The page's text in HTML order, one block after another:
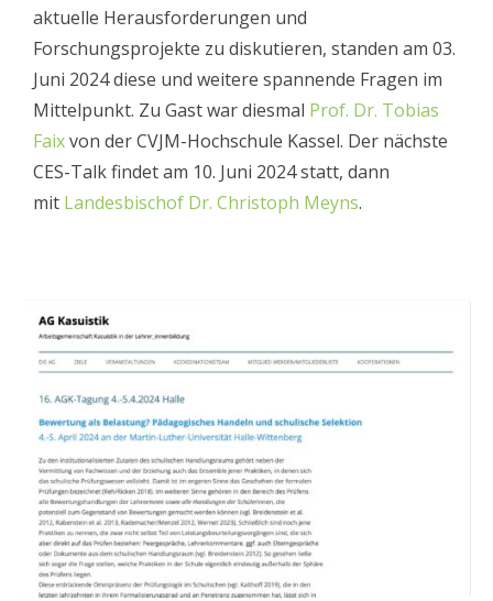
aktuelle Herausforderungen und
Forschungsprojekte zu diskutieren, standen am 03.
Juni 2024 diese und weitere spannende Fragen im
Mittelpunkt. Zu Gast war diesmal Prof. Dr. Tobias
Faixvon der CVJM-Hochschule Kassel. Der nächste
CES-Talk findet am 10. Juni 2024 statt, dann
mit Landesbischof Dr. Christoph Meyns.